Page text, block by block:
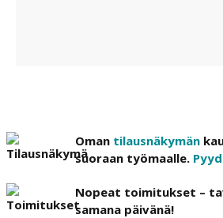
Oman tilausnäkymän
suoraan työmaalle.
Nopeat toimitukset –
samana päivänä!